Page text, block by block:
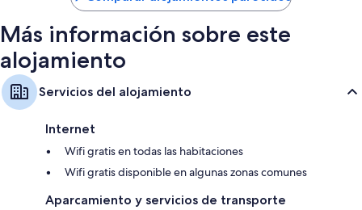
Más información sobre este
alojamiento
Servicios del alojamiento
Internet
Wifi gratis en todas las habitaciones
Wifi gratis disponible en algunas zonas comunes
Aparcamiento y servicios de transporte